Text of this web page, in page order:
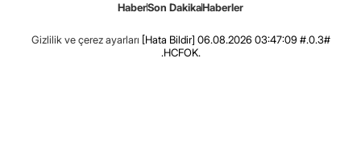
HaberSon DakikaHaberler
Gizlilik ve çerez ayarları [Hata Bildir] 06.08.2026 03:47:09 #.0.3#
.HCFOK.